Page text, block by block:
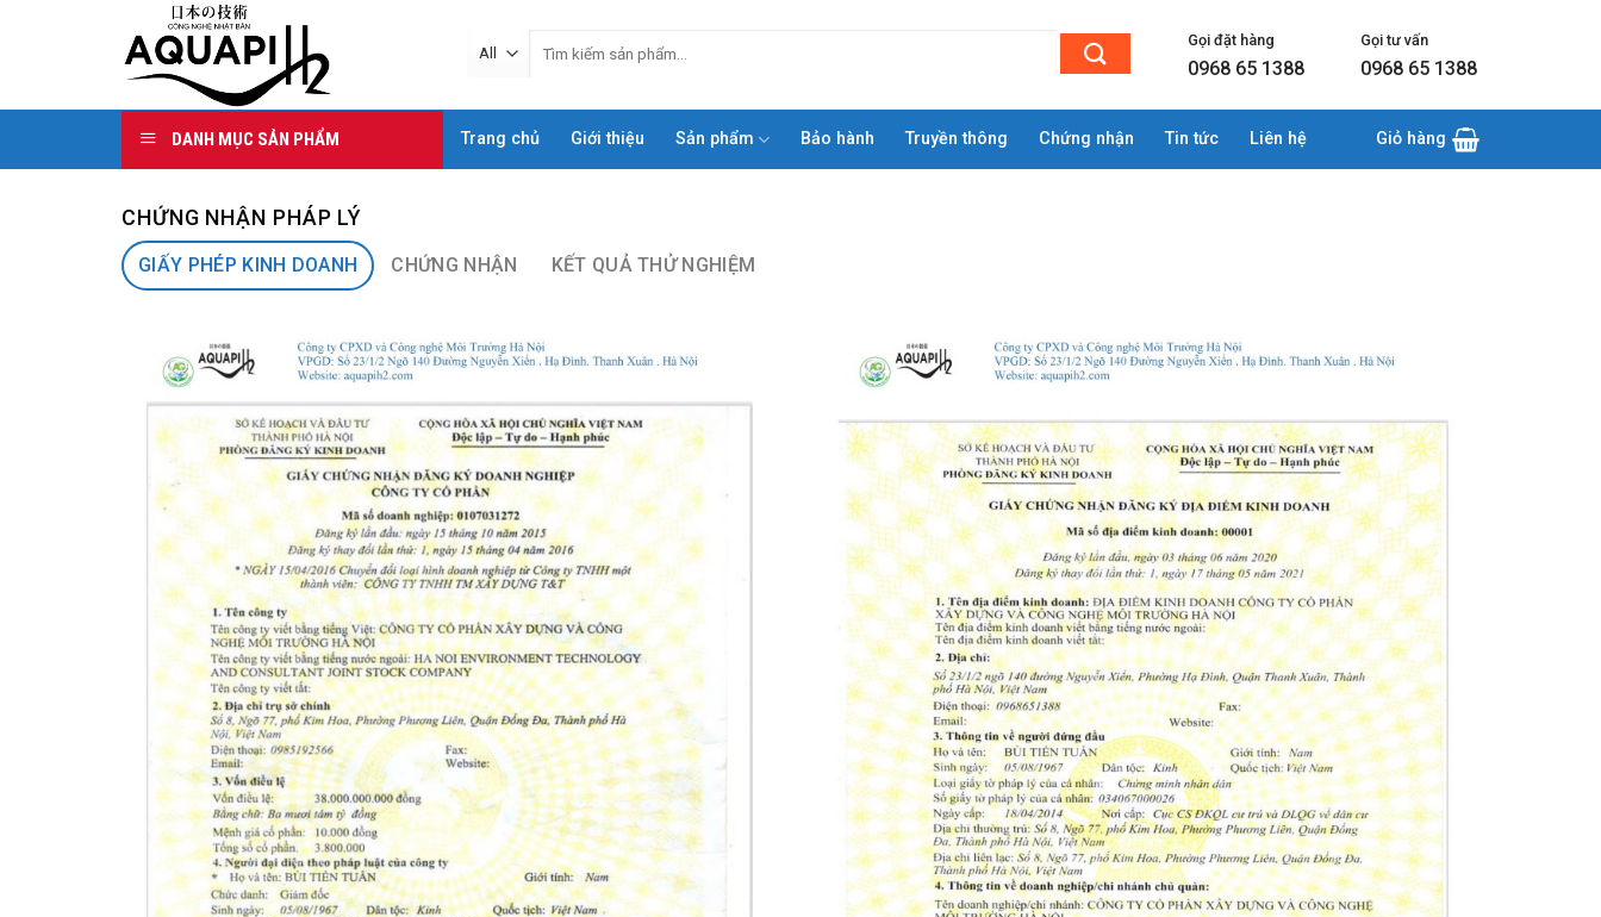
Gọi đặt hàng
0968 65 1388
Gọi tư vấn
0968 65 1388
DANH MỤC SẢN PHẨM Trang chủ Giới thiệu Sản phẩm Bảo hành Truyền thông Chứng nhận Tin tức Liên hệ Giỏ hàng
CHỨNG NHẬN PHÁP LÝ
GIẤY PHÉP KINH DOANH CHỨNG NHẬN KẾT QUẢ THỬ NGHIỆM